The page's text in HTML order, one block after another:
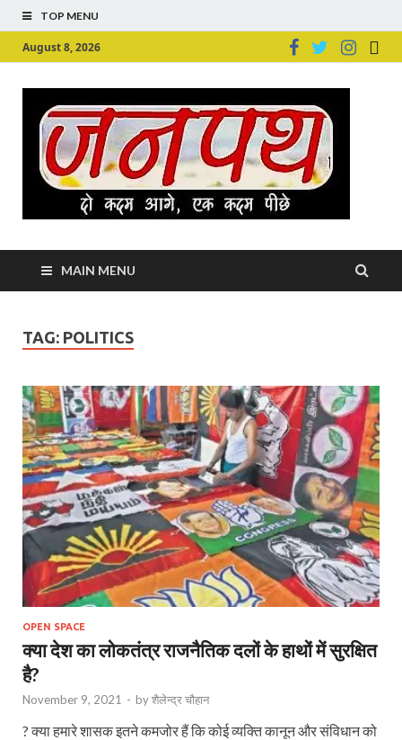
TOP MENU
August 8, 2026
MAIN MENU
TAG: POLITICS
OPEN SPACE
क्या देश का लोकतंत्र राजनैतिक दलों के हाथों में सुरक्षित
है?
November 9, 2021 - byशैलेन्द्र चौहान
? क्या हमारे शासक इतने कमजोर हैं कि कोई व्यक्ति कानून और संविधान को